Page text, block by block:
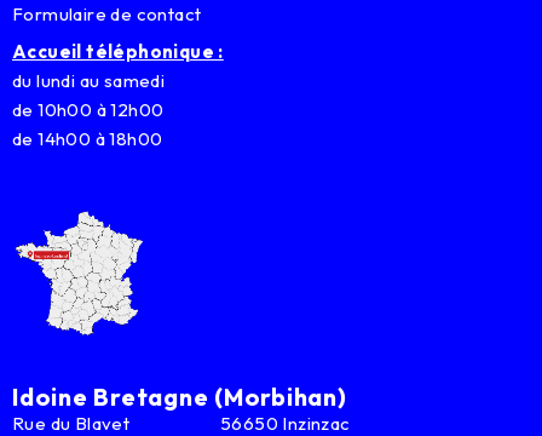
Formulaire de contact
Accueil téléphonique :
du lundi au samedi
de 10h00 à 12h00
de 14h00 à 18h00
Idoine Bretagne (Morbihan)
Rue du Blavet 56650 Inzinzac